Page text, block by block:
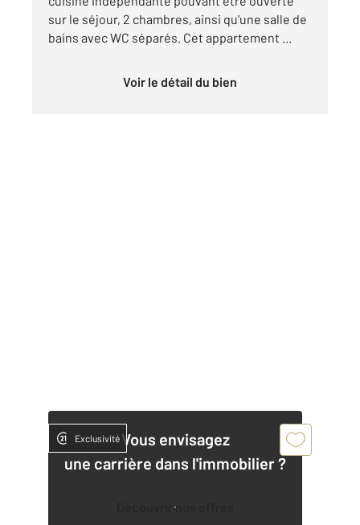
sur le séjour, 2 chambres, ainsi qu'une salle de
bains avec WC séparés. Cet appartement ...
Voir le détail du bien
Vous envisagez
une carrière dans l'immobilier ?
Découvrir nos offres
Exclusivité